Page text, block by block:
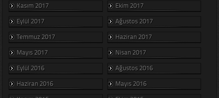
Kasım 2017
Ekim 2017
Eylül 2017
Ağustos 2017
Temmuz 2017
Haziran 2017
Mayıs 2017
Nisan 2017
Eylül 2016
Ağustos 2016
Haziran 2016
Mayıs 2016